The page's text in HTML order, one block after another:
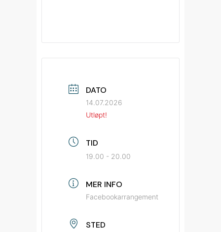
DATO
14.07.2026
Utløpt!
TID
19.00 - 20.00
MER INFO
Facebookarrangement
STED